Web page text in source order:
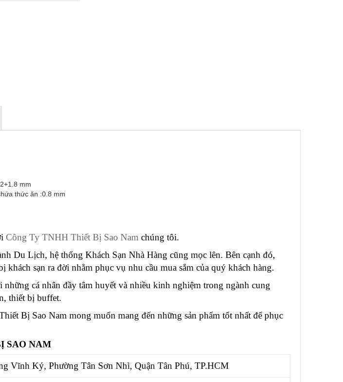
mm
thức ăn :0.8 mm
Công Ty TNHH Thiết Bị Sao Nam chúng tôi.
Du Lịch, hệ thống Khách Sạn Nhà Hàng cũng mọc lên. Bên cạnh đó,
khách sạn ra đời nhằm phục vụ nhu cầu mua sắm của quý khách hàng.
cá nhân đầy tâm huyết và nhiều kinh nghiệm trong ngành cung
, thiết bị buffet.
Bị Sao Nam mong muốn mang đến những sản phẩm tốt nhất để phục
SAO NAM
Vĩnh Ký, Phường Tân Sơn Nhì, Quận Tân Phú, TP.HCM